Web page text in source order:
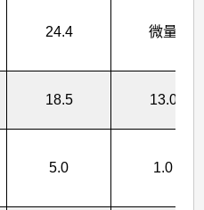
24.4 微量
18.5 13.0
5.0 1.0